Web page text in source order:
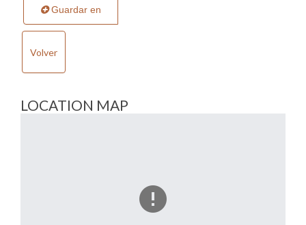
Guardar en
Volver
LOCATION MAP